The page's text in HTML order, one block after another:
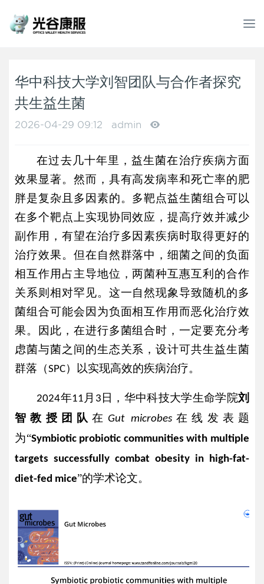
T
g
t
n
华中科技大学刘智团队与合作者探究
共生益生菌
2026-04-29 09:12 admin
在过去几十年里，益生菌在治疗疾病方面
效果显著。然而，具有高发病率和死亡率的肥
胖是复杂且多因素的。多靶点益生菌组合可以
在多个靶点上实现协同效应，提高疗效并减少
副作用，有望在治疗多因素疾病时取得更好的
治疗效果。但在自然群落中，细菌之间的负面
相互作用占主导地位，两菌种互惠互利的合作
关系则相对罕见。这一自然现象导致随机的多
菌组合可能会因为负面相互作用而恶化治疗效
果。因此，在进行多菌组合时，一定要充分考
虑菌与菌之间的生态关系，设计可共生益生菌
群落（SPC）以实现高效的疾病治疗。
2024年11 月 3 日，华中科技大学生命学院刘
智教授团队在 Gut microbes在线发表题
为“Symbiotic probiotic communities with multiple
targets successfully combat obesity in high-fat-
diet-fed mice”的学术论文。